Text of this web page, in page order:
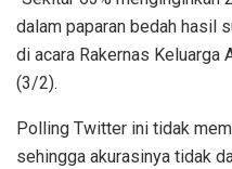
dalam paparan bedah hasil
di acara Rakernas Keluarga
(3/2).
Polling Twitter ini tidak
sehingga akurasinya tidak